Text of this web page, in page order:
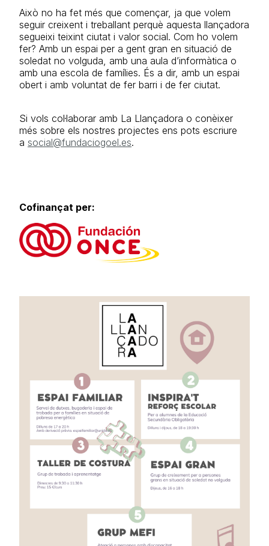
Això no ha fet més que començar, ja que volem
seguir creixent i treballant perquè aquesta llançadora
segueixi teixint ciutat i valor social. Com ho volem
fer? Amb un espai per a gent gran en situació de
soledat no volguda, amb una aula d’informàtica o
amb una escola de famílies. És a dir, amb un espai
obert i amb voluntat de fer barri i de fer ciutat.
Si vols col·laborar amb La Llançadora o conèixer
més sobre els nostres projectes ens pots escriure
a social@fundaciogoel.es.
Cofinançat per: